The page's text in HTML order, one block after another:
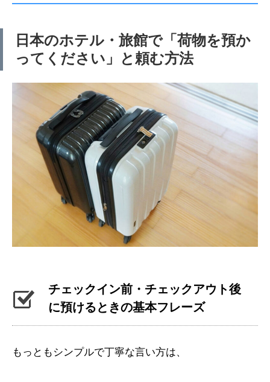
日本のホテル・旅館で「荷物を預か
ってください」と頼む方法
チェックイン前・チェックアウト後
に預けるときの基本フレーズ
もっともシンプルで丁寧な言い方は、